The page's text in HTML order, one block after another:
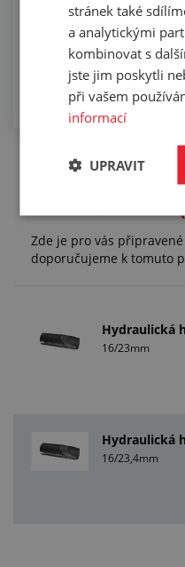
Zde je pro vás
doporučujeme k tomuto
Hydraulická
16/23mm
Hydraulická
16/23,4mm
stránek také
a analytickými
kombinovat s
jste jim poskytli
při vašem
informací
UPRAVIT